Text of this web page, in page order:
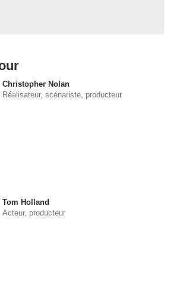
Christopher Nolan
Réalisateur, scénariste, producteur
Tom Holland
Acteur, producteur